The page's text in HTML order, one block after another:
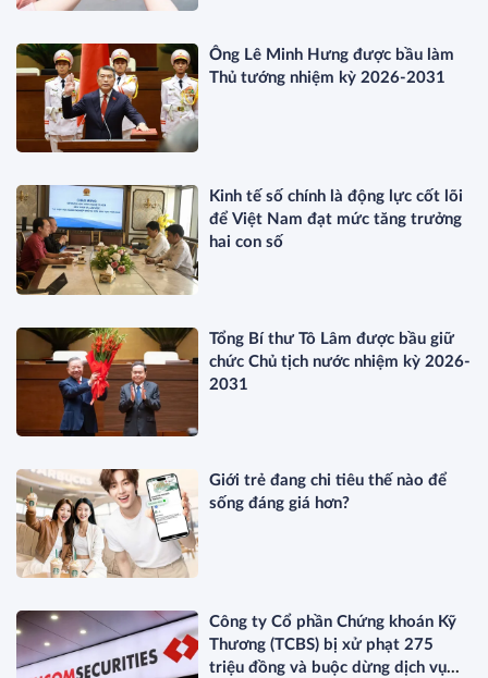
Ông Lê Minh Hưng được bầu làm
Thủ tướng nhiệm kỳ 2026-2031
Kinh tế số chính là động lực cốt lõi
để Việt Nam đạt mức tăng trưởng
hai con số
Tổng Bí thư Tô Lâm được bầu giữ
chức Chủ tịch nước nhiệm kỳ 2026-
2031
Giới trẻ đang chi tiêu thế nào để
sống đáng giá hơn?
Công ty Cổ phần Chứng khoán Kỹ
Thương (TCBS) bị xử phạt 275
triệu đồng và buộc dừng dịch vụ